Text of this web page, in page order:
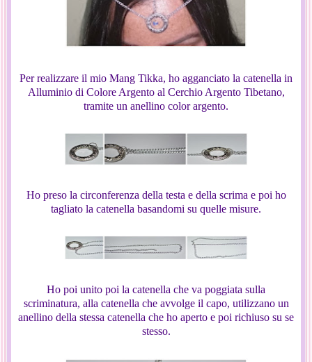
Per realizzare il mio Mang Tikka, ho agganciato la catenella in
Alluminio di Colore Argento al Cerchio Argento Tibetano,
tramite un anellino color argento.
Ho preso la circonferenza della testa e della scrima e poi ho
tagliato la catenella basandomi su quelle misure.
Ho poi unito poi la catenella che va poggiata sulla
scriminatura, alla catenella che avvolge il capo, utilizzano un
anellino della stessa catenella che ho aperto e poi richiuso su se
stesso.